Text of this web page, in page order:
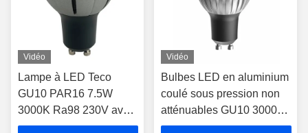
Vidéo
Lampe à LED Teco
GU10 PAR16 7.5W
3000K Ra98 230V avec
boîtier en aluminium
Vidéo
Bulbes LED en aluminium
coulé sous pression non
atténuables GU10 3000k
36 degrés Bulbes